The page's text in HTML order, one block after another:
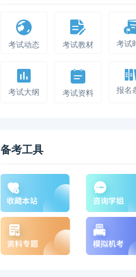
考试动态 考试教材 考试
考试大纲 考试资料 报名
备考工具